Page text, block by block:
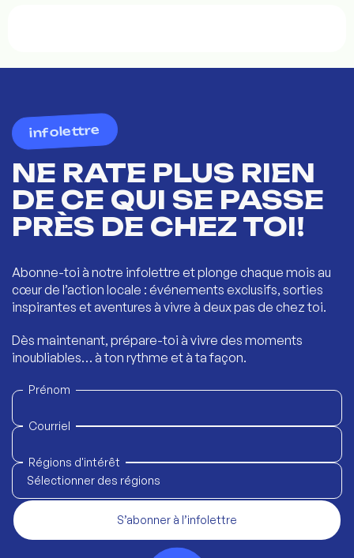
infolettre
NE RATE PLUS RIEN
DE CE QUI SE PASSE
PRÈS DE CHEZ TOI!
Abonne-toi à notre infolettre et plonge chaque mois au
cœur de l’action locale : événements exclusifs, sorties
inspirantes et aventures à vivre à deux pas de chez toi.
Dès maintenant, prépare-toi à vivre des moments
inoubliables… à ton rythme et à ta façon.
Prénom
Courriel
Régions d'intérêt
Sélectionner des régions
S’abonner à l’infolettre